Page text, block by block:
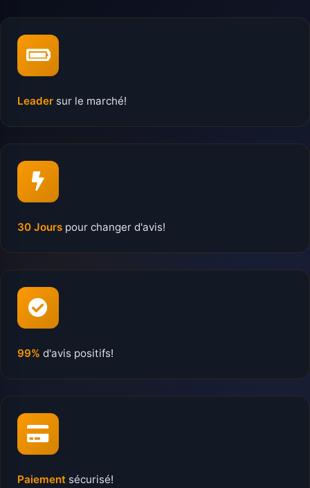
Leader sur le marché!
30 Jours pour changer d'avis!
99% d'avis positifs!
Paiement sécurisé!